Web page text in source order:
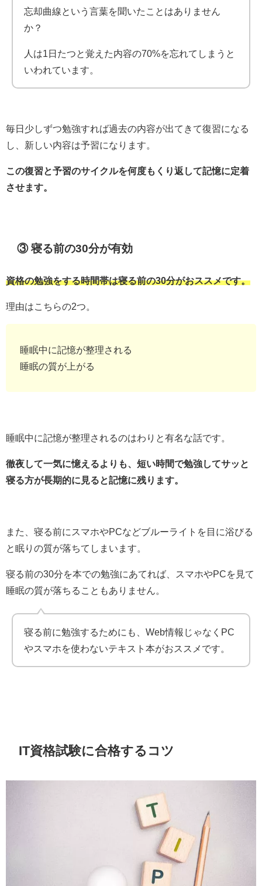
忘却曲線という言葉を聞いたことはありません
か？
人は1日たつと覚えた内容の70%を忘れてしまうと
いわれています。
毎日少しずつ勉強すれば過去の内容が出てきて復習になる
し、新しい内容は予習になります。
この復習と予習のサイクルを何度もくり返して記憶に定着
させます。
③ 寝る前の30分が有効
資格の勉強をする時間帯は寝る前の30分がおススメです。
理由はこちらの2つ。
睡眠中に記憶が整理される
睡眠の質が上がる
睡眠中に記憶が整理されるのはわりと有名な話です。
徹夜して一気に憶えるよりも、短い時間で勉強してサッと
寝る方が長期的に見ると記憶に残ります。
また、寝る前にスマホやPCなどブルーライトを目に浴びる
と眠りの質が落ちてしまいます。
寝る前の30分を本での勉強にあてれば、スマホやPCを見て
睡眠の質が落ちることもありません。
寝る前に勉強するためにも、Web情報じゃなくPC
やスマホを使わないテキスト本がおススメです。
IT資格試験に合格するコツ